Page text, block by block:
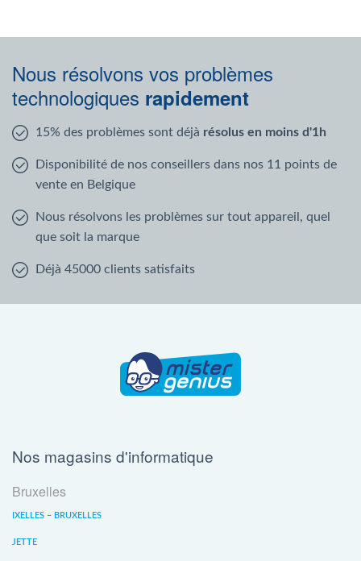
Nous résolvons vos problèmes
technologiques rapidement
15% des problèmes sont déjà résolus en moins d'1h
Disponibilité de nos conseillers dans nos 11 points de
vente en Belgique
Nous résolvons les problèmes sur tout appareil, quel
que soit la marque
Déjà 45000 clients satisfaits
Nos magasins d'informatique
Bruxelles
IXELLES – BRUXELLES
JETTE